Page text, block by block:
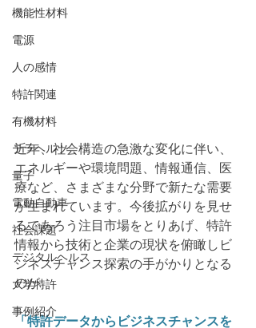
機能性材料
電源
人の感情
特許関連
有機材料
テラヘルツ
量子
電動自動車
社会課題
デジタルヘルス
大学特許
事例紹介
近年、社会構造の急激な変化に伴い、
エネルギーや環境問題、情報通信、医
療など、さまざまな分野で新たな需要
が生まれています。今後拡がりを見せ
るであろう注目市場をとりあげ、特許
情報から技術と企業の現状を俯瞰しビ
ジネスチャンス探索の手がかりとなる
のが
「特許データからビジネスチャンスを